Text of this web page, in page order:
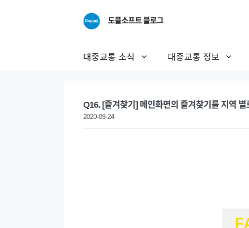
도플소프트 블로그
대중교통 소식 대중교통 정보
Q16. [즐겨찾기] 메인화면의 즐겨찾기를 지역
2020-09-24